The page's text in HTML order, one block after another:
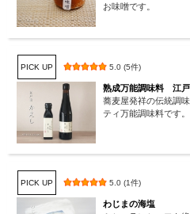
お味噌です。
PICK UP 5.0 (5件)
熟成万能調味料 江戸
蕎麦屋発祥の伝統調
ティ万能調味料です。
PICK UP 5.0 (1件)
わじまの海塩